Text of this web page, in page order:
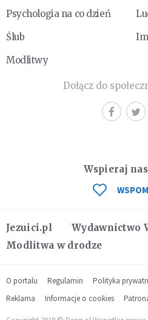
Psychologia na co dzień
Ślub
Modlitwy
Dołącz do
Jezuici.pl Wydawnictwo
Modlitwa w drodze
Wspieraj
O portalu Regulamin Polityka
Reklama
Informacje o cookies